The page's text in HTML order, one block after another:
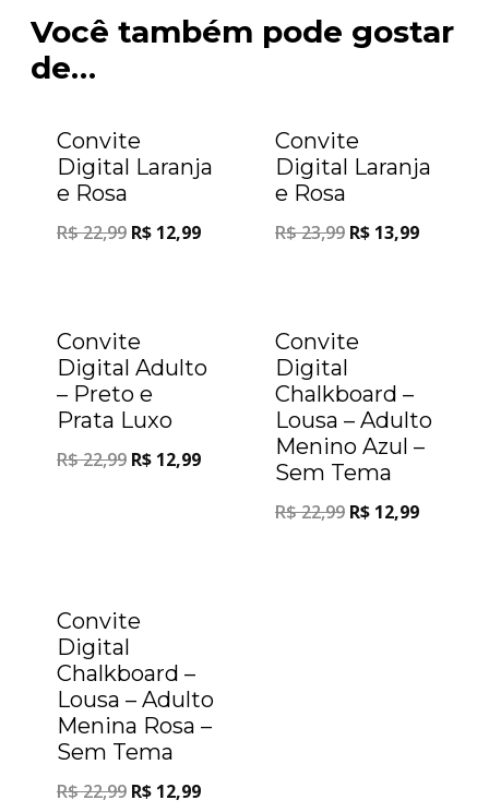
Você também pode gostar
de…
Convite
Digital Laranja
e Rosa
R$22,99 R$ 12,99
Convite
Digital Laranja
e Rosa
R$23,99 R$ 13,99
Convite
Digital Adulto
– Preto e
Prata Luxo
R$22,99 R$ 12,99
Convite
Digital
Chalkboard –
Lousa – Adulto
Menino Azul –
Sem Tema
R$22,99 R$ 12,99
Convite
Digital
Chalkboard –
Lousa – Adulto
Menina Rosa –
Sem Tema
R$22,99 R$ 12,99